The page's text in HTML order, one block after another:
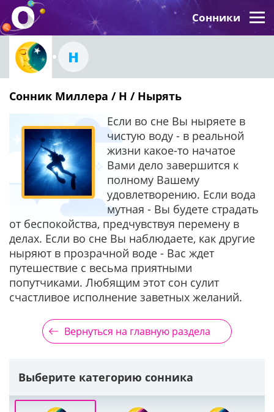
Сонники
Н
Сонник Миллера / Н / Нырять
Если во сне Вы ныряете в
чистую воду - в реальной
жизни какое-то начатое
Вами дело завершится к
полному Вашему
удовлетворению. Если вода
мутная - Вы будете страдать
от беспокойства, предчувствуя перемену в
делах. Если во сне Вы наблюдаете, как другие
ныряют в прозрачной воде - Вас ждет
путешествие с весьма приятными
попутчиками. Любящим этот сон сулит
счастливое исполнение заветных желаний.
Вернуться на главную раздела
Выберите категорию сонника